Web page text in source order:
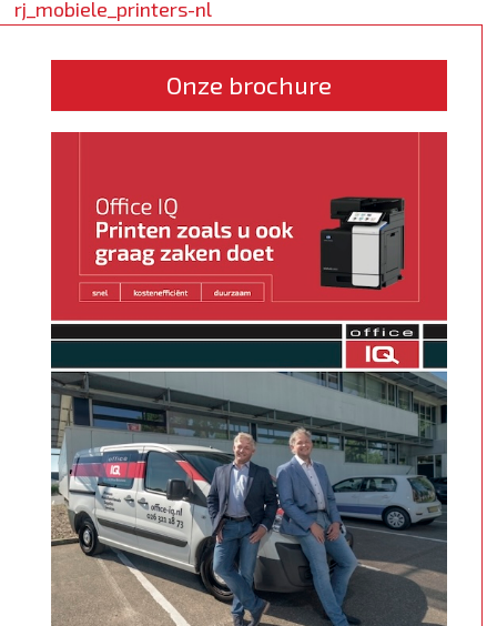
Onze brochure
rj_mobiele_printers-nl